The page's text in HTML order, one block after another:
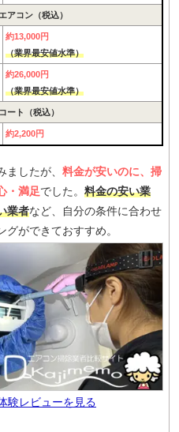
アコン（税込）
約13,000円
（業界最安値水準）
約26,000円
（業界最安値水準）
ート（税込）
約2,200円
したが、 料金が安いのに、掃
・満足でした。 料金の安い業
業者など、自分の条件に合わせ
ができておすすめ。
験レビューを見る